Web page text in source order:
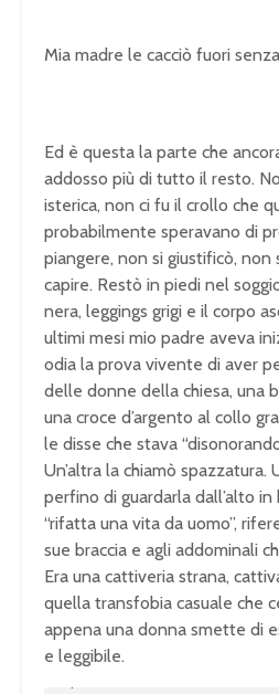
Mia madre le cacciò fuori
Ed è questa la parte che
addosso più di tutto il resto.
isterica, non ci fu il crollo che
probabilmente speravano di
piangere, non si giustificò, non
capire. Restò in piedi nel
nera, leggings grigi e il corpo
ultimi mesi mio padre aveva
odia la prova vivente di aver
delle donne della chiesa, una
una croce d’argento al collo
le disse che stava
Un’altra la chiamò spazzatura.
perfino di guardarla dall’alto in
“rifatta una vita da uomo”,
sue braccia e agli addominali
Era una cattiveria strana,
quella transfobia casuale che
appena una donna smette di
e leggibile.